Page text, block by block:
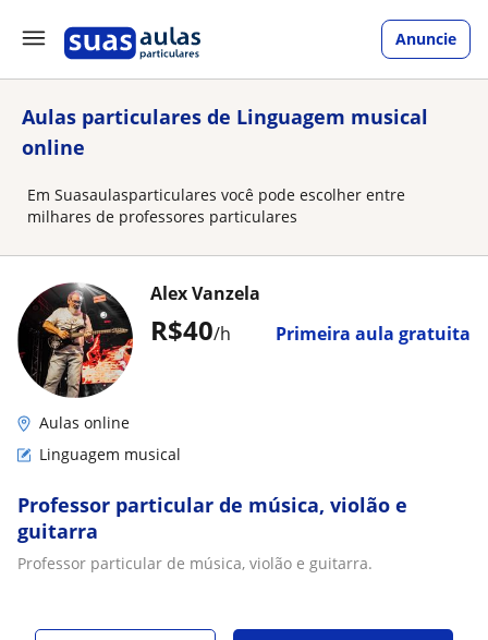
Anuncie
Aulas particulares de Linguagem musical
online
Em Suasaulasparticulares você pode escolher entre
milhares de professores particulares
R$40/h Primeira aula gratuita
Alex Vanzela
Aulas online
Linguagem musical
Professor particular de música, violão e
guitarra
Professor particular de música, violão e guitarra.